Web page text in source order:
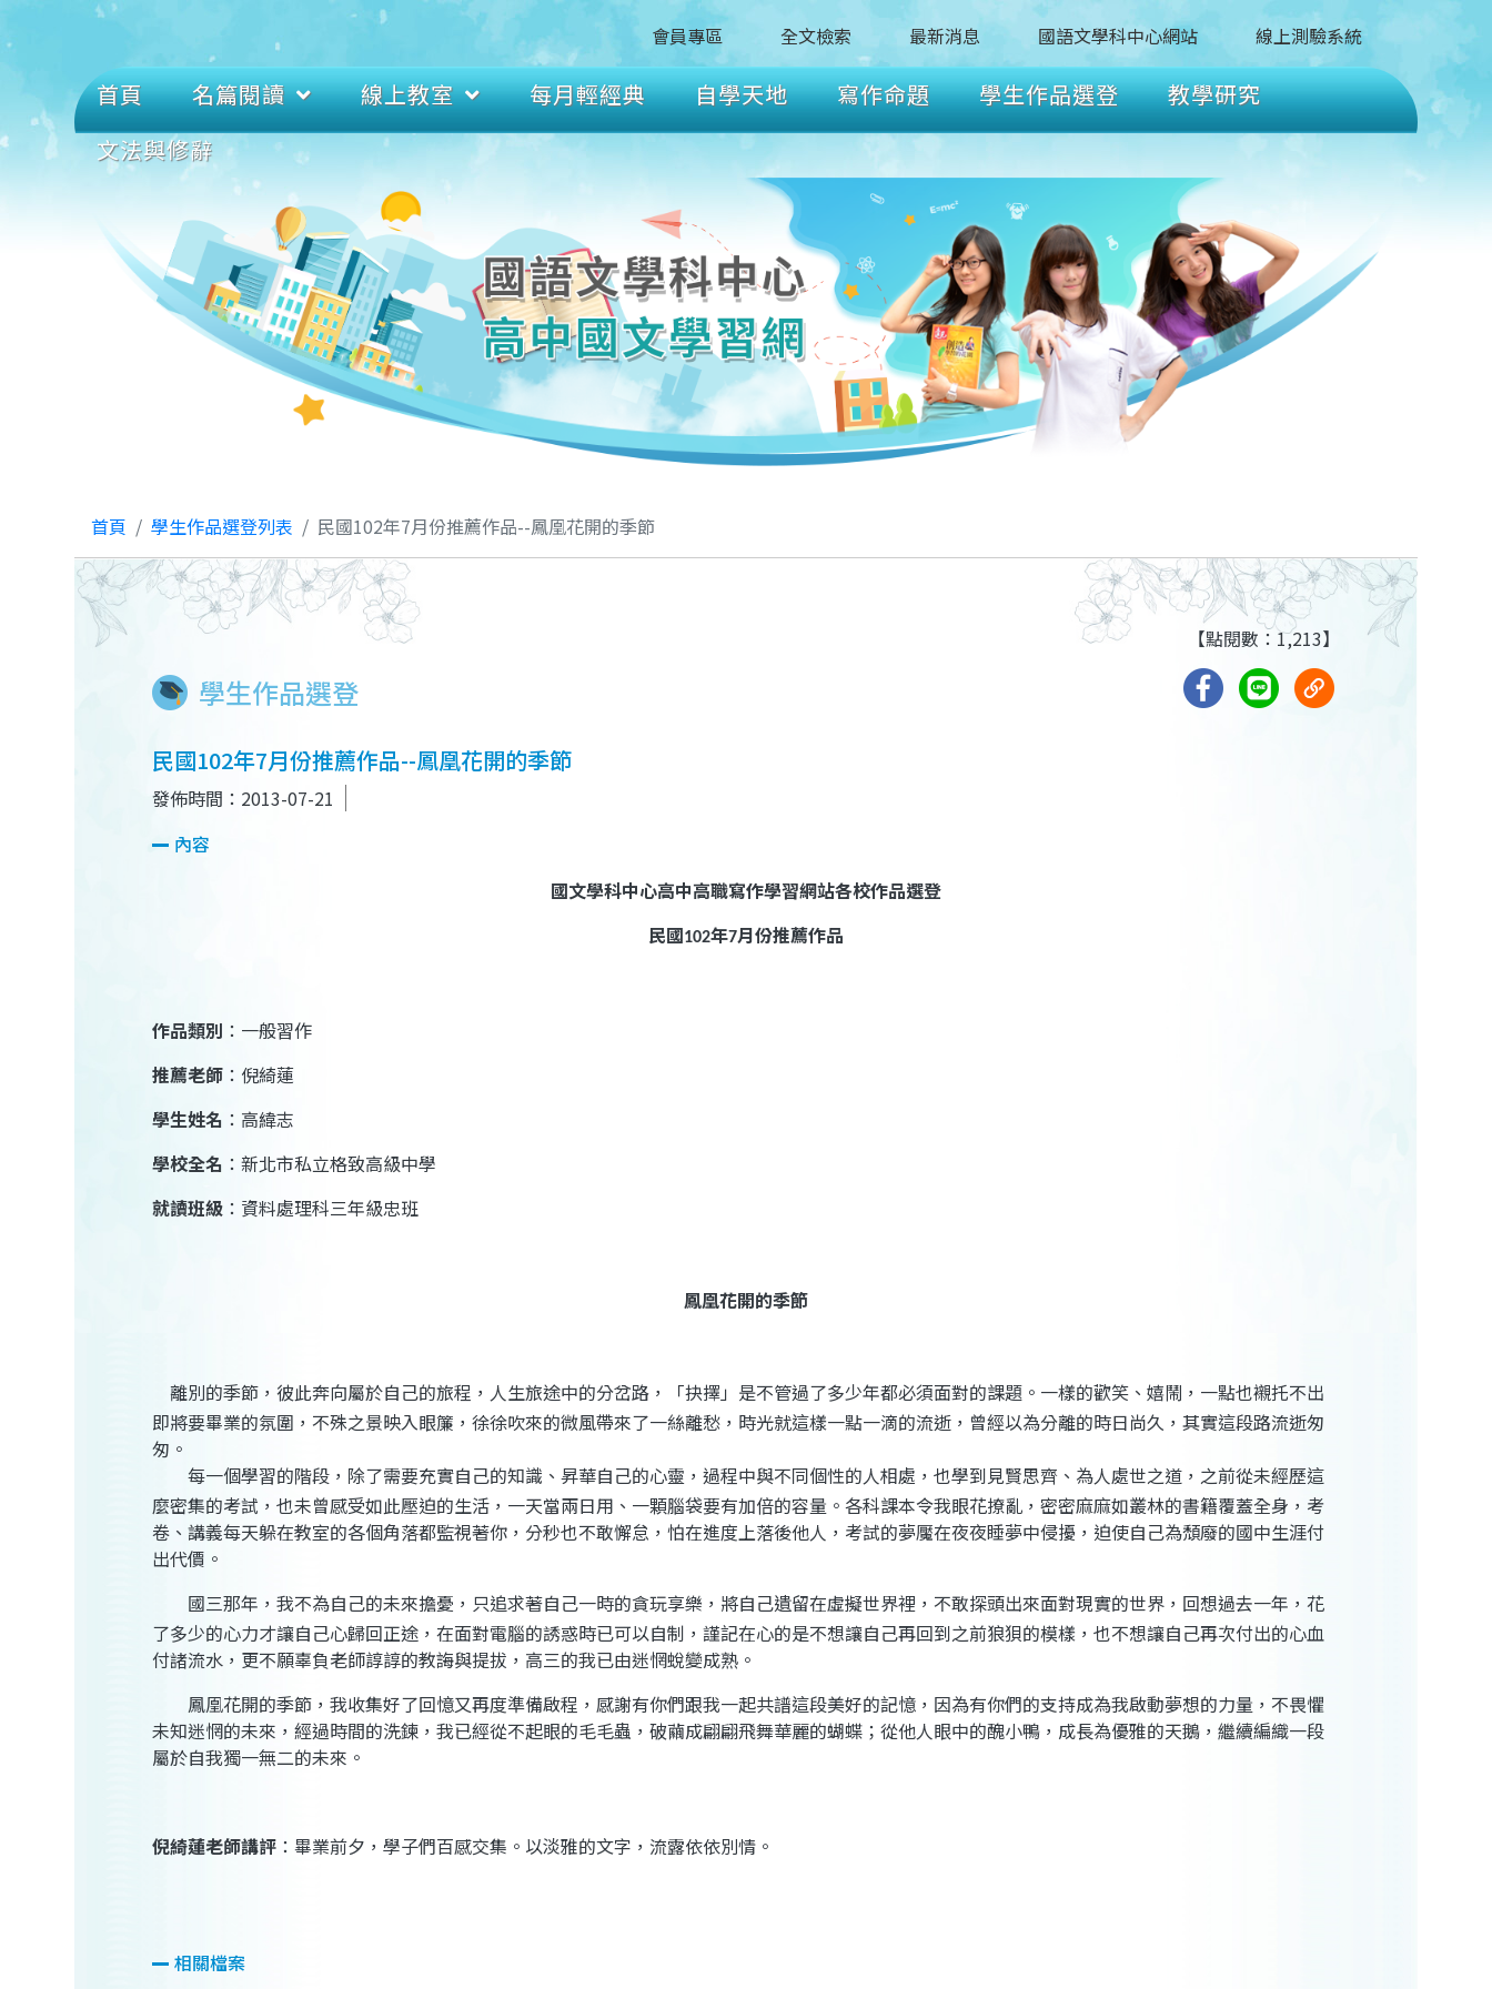
會員專區 全文檢索 最新消息 國語文學科中心網站 線上測驗系統
首頁 名篇閱讀 線上教室 每月輕經典 自學天地 寫作命題 學生作品選登
教學研究
文法與修辭
首頁 學生作品選登列表 民國102年7月份推薦作品--鳳凰花開的季節
學生作品選登
【點閱數：1,213】
民國102年7月份推薦作品--鳳凰花開的季節
發佈時間：2013-07-21
內容
國文學科中心高中高職寫作學習網站各校作品選登
民國102年7月份推薦作品
作品類別 ：一般習作
推薦老師 ：倪綺蓮
學生姓名 ：高緯志
學校全名 ：新北市私立格致高級中學
就讀班級 ：資料處理科三年級忠班
鳳凰花開的季節
離別的季節，彼此奔向屬於自己的旅程，人生旅途中的分岔路，「抉擇」是不管過了多少年都必須面對的課題 。 一樣的歡笑、嬉鬧，一點也襯托不出
即將要畢業的氛圍，不殊之景映入眼簾，徐徐吹來的微風帶來了一絲離愁，時光就這樣一點一滴的流逝，曾經以為分離的時日尚久，其實這段路流逝匆
匆 。
每一個學習的階段，除了需要充實自己的知識、昇華自己的心靈，過程中與不同個性的人相處，也學到見賢思齊、為人處世之道，之前從未經歷這
麼密集的考試，也未曾感受如此壓迫的生活，一天當兩日用、一顆腦袋要有加倍的容量。各科課本令我眼花撩亂，密密麻麻如叢林的書籍覆蓋全身，考
卷、講義每天躲在教室的各個角落都監視著你，分秒也不敢懈怠，怕在進度上落後他人，考試的夢魘在夜夜睡夢中侵擾，迫使自己為頹廢的國中生涯付
出代價。
國三那年，我不為自己的未來擔憂，只追求著自己一時的貪玩享樂，將自己遺留在虛擬世界裡，不敢探頭出來面對現實的世界，回想過去一年，花
了多少的心力才讓自己心歸回正途，在面對電腦的誘惑時已可以自制，謹記在心的是不想讓自己再回到之前狼狽的模樣，也不想讓自己再次付出的心血
付諸流水，更不願辜負老師諄諄的教誨與提拔，高三的我已由迷惘蛻變成熟。
鳳凰花開的季節，我收集好了回憶又再度準備啟程，感謝有你們跟我一起共譜這段美好的記憶，因為有你們的支持成為我啟動夢想的力量，不畏懼
未知迷惘的未來，經過時間的洗鍊，我已經從不起眼的毛毛蟲，破繭成翩翩飛舞華麗的蝴蝶；從他人眼中的醜小鴨，成長為優雅的天鵝，繼續編織一段
屬於自我獨一無二的未來。
倪綺蓮老師講評 ：畢業前夕，學子們百感交集。以淡雅的文字，流露依依別情。
相關檔案